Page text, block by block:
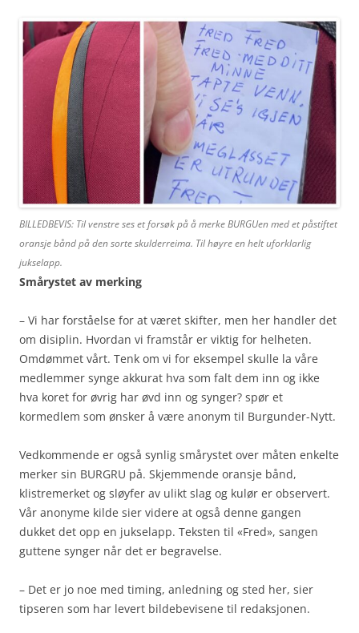
BILLEDBEVIS: Til venstre ses et forsøk på å merke BURGUen med et påstiftet
oransje bånd på den sorte skulderreima. Til høyre en helt uforklarlig
jukselapp.
Smårystet av merking
– Vi har forståelse for at været skifter, men her handler det
om disiplin. Hvordan vi framstår er viktig for helheten.
Omdømmet vårt. Tenk om vi for eksempel skulle la våre
medlemmer synge akkurat hva som falt dem inn og ikke
hva koret for øvrig har øvd inn og synger? spør et
kormedlem som ønsker å være anonym til Burgunder-Nytt.
Vedkommende er også synlig smårystet over måten enkelte
merker sin BURGRU på. Skjemmende oransje bånd,
klistremerket og sløyfer av ulikt slag og kulør er observert.
Vår anonyme kilde sier videre at også denne gangen
dukket det opp en jukselapp. Teksten til «Fred», sangen
guttene synger når det er begravelse.
– Det er jo noe med timing, anledning og sted her, sier
tipseren som har levert bildebevisene til redaksjonen.